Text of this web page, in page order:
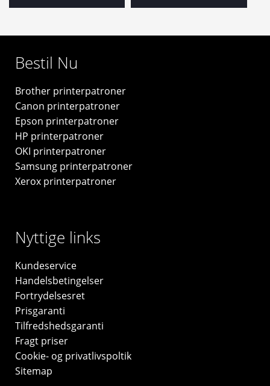
Bestil Nu
Brother printerpatroner
Canon printerpatroner
Epson printerpatroner
HP printerpatroner
OKI printerpatroner
Samsung printerpatroner
Xerox printerpatroner
Nyttige links
Kundeservice
Handelsbetingelser
Fortrydelsesret
Prisgaranti
Tilfredshedsgaranti
Fragt priser
Cookie- og privatlivspoltik
Sitemap